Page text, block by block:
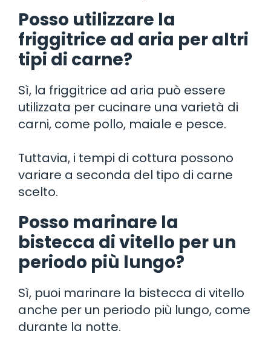
Posso utilizzare la
friggitrice ad aria per altri
tipi di carne?
Sì, la friggitrice ad aria può essere
utilizzata per cucinare una varietà di
carni, come pollo, maiale e pesce.
Tuttavia, i tempi di cottura possono
variare a seconda del tipo di carne
scelto.
Posso marinare la
bistecca di vitello per un
periodo più lungo?
Sì, puoi marinare la bistecca di vitello
anche per un periodo più lungo, come
durante la notte.